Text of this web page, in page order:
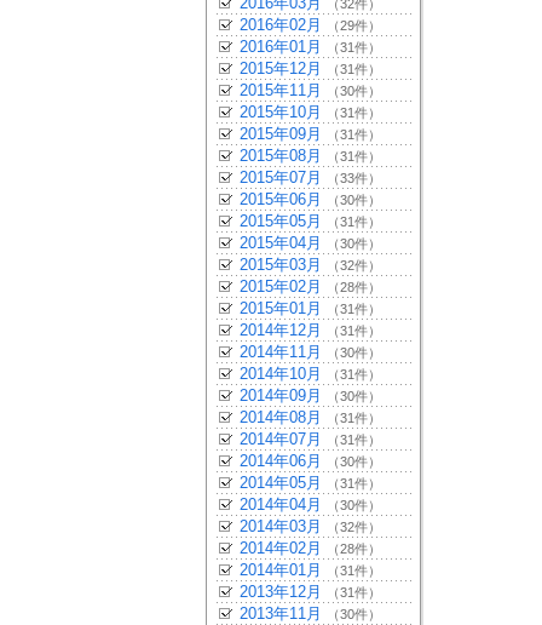
（32件）
2016年02月 （29件）
2016年01月 （31件）
2015年12月 （31件）
2015年11月 （30件）
2015年10月 （31件）
2015年09月 （31件）
2015年08月 （31件）
2015年07月 （33件）
2015年06月 （30件）
2015年05月 （31件）
2015年04月 （30件）
2015年03月 （32件）
2015年02月 （28件）
2015年01月 （31件）
2014年12月 （31件）
2014年11月 （30件）
2014年10月 （31件）
2014年09月 （30件）
2014年08月 （31件）
2014年07月 （31件）
2014年06月 （30件）
2014年05月 （31件）
2014年04月 （30件）
2014年03月 （32件）
2014年02月 （28件）
2014年01月 （31件）
2013年12月 （31件）
2013年11月 （30件）